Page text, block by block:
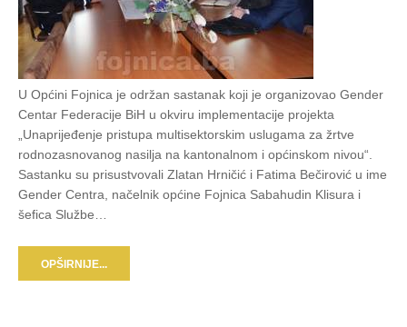
U Općini Fojnica je održan sastanak koji je organizovao Gender
Centar Federacije BiH u okviru implementacije projekta
„Unaprijeđenje pristupa multisektorskim uslugama za žrtve
rodnozasnovanog nasilja na kantonalnom i općinskom nivou“.
Sastanku su prisustvovali Zlatan Hrničić i Fatima Bečirović u ime
Gender Centra, načelnik općine Fojnica Sabahudin Klisura i
šefica Službe…
OPŠIRNIJE...